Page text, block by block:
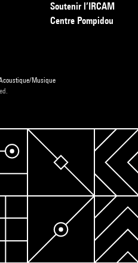
Soutenir l’IRCAM
Centre Pompidou
Musique